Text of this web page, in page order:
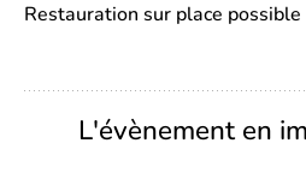
Restauration sur place possible
L'évènement en